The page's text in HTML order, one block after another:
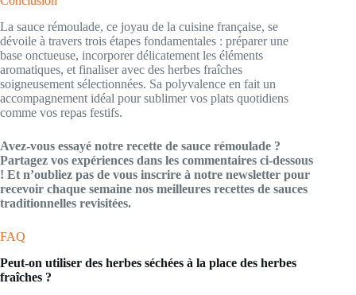
La sauce rémoulade, ce joyau de la cuisine française, se
dévoile à travers trois étapes fondamentales : préparer une
base onctueuse, incorporer délicatement les éléments
aromatiques, et finaliser avec des herbes fraîches
soigneusement sélectionnées. Sa polyvalence en fait un
accompagnement idéal pour sublimer vos plats quotidiens
comme vos repas festifs.
Avez-vous essayé notre recette de sauce rémoulade ?
Partagez vos expériences dans les commentaires ci-dessous
! Et n’oubliez pas de vous inscrire à notre newsletter pour
recevoir chaque semaine nos meilleures recettes de sauces
traditionnelles revisitées.
FAQ
Peut-on utiliser des herbes séchées à la place des herbes
fraîches ?